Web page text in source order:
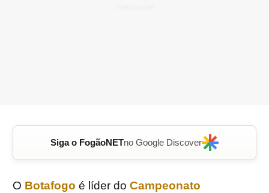
Siga o FogãoNETno Google Discover
O Botafogo é líder do Campeonato